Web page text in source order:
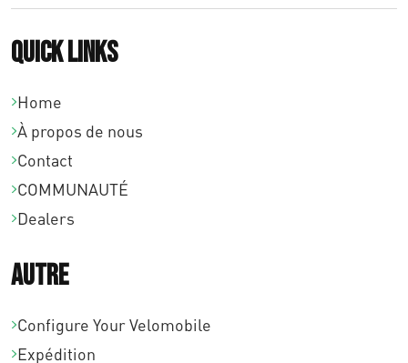
Quick links
Home
À propos de nous
Contact
COMMUNAUTÉ
Dealers
Autre
Configure Your Velomobile
Expédition